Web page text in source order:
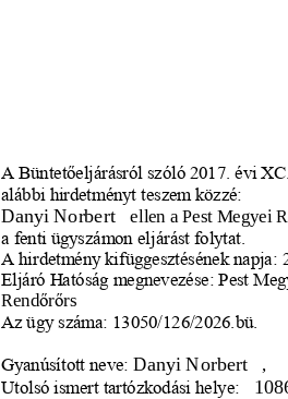
A Büntetőeljárásról szóló 2017. évi
alábbi hirdetményt teszem közzé:
Danyi Norbert ellen a Pest Megyei
a fenti ügyszámon eljárást folytat.
A hirdetmény kifüggesztésének napja:
Eljáró Hatóság megnevezése: Pest
Rendőrőrs
Az ügy száma: 13050/126/2026.bü.
Gyanúsított neve: Danyi Norbert
Utolsó ismert tartózkodási helye: